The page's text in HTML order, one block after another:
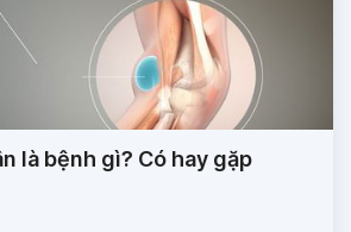
là bệnh gì? Có hay gặp